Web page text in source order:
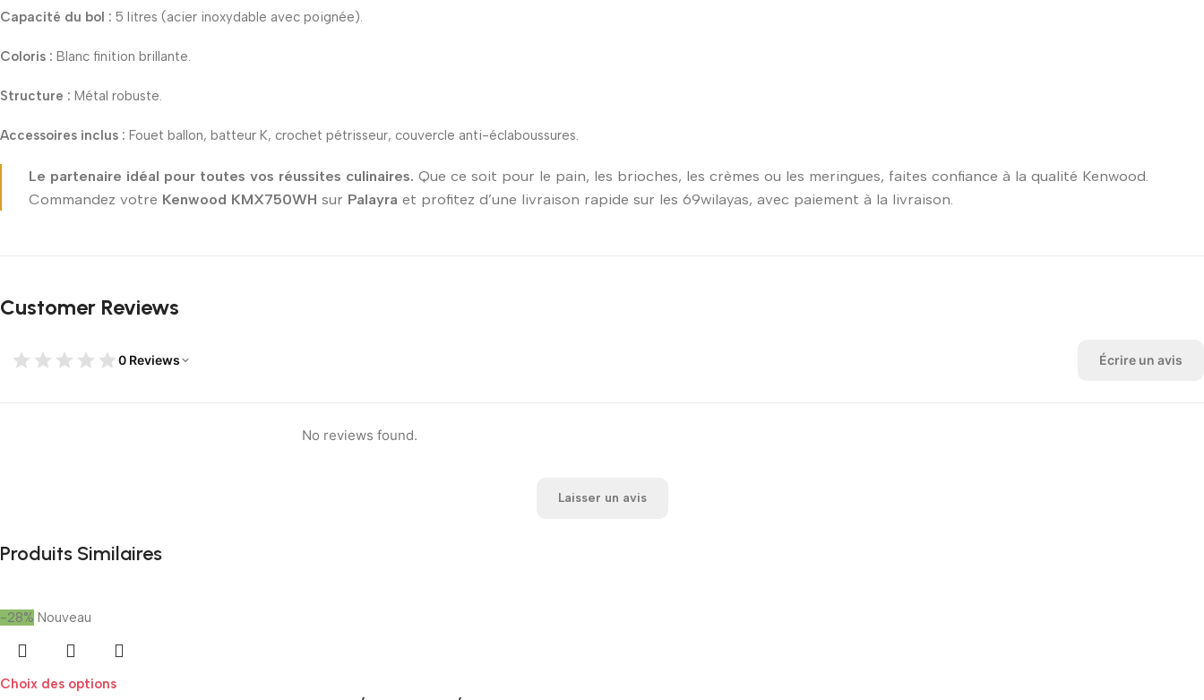
Capacité du bol : 5 litres (acier inoxydable avec poignée).
Coloris : Blanc finition brillante.
Structure : Métal robuste.
Accessoires inclus : Fouet ballon, batteur K, crochet pétrisseur, couvercle anti-éclaboussures.
Le partenaire idéal pour toutes vos réussites culinaires. Que ce soit pour le pain, les brioches, les crèmes ou les meringues, faites confiance à la qualité Kenwood.
Commandez votre Kenwood KMX750WH sur Palayra et profitez d’une livraison rapide sur les 69wilayas, avec paiement à la livraison.
Customer Reviews
0 Reviews Écrire un avis
No reviews found.
Laisser un avis
Produits Similaires
-28% Nouveau
Choix des options